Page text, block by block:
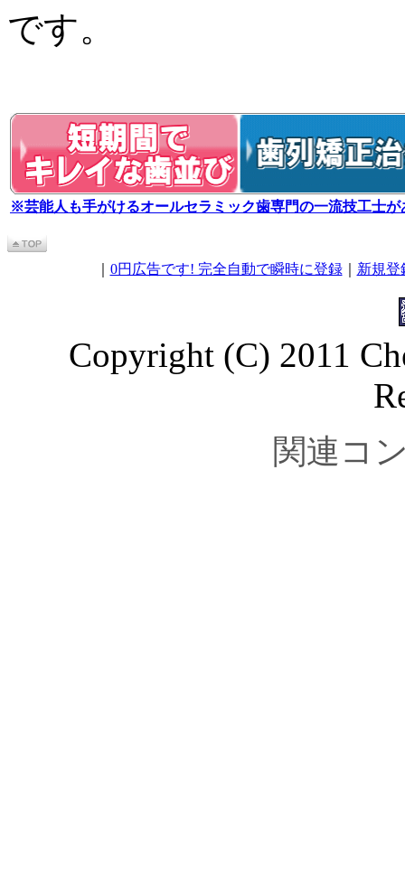
です。
※芸能人も手がけるオールセラミック歯専門の一流技工士
0円広告です! 完全自動で瞬時に登録｜ 新規登
Copyright (C) 2011
関連コ